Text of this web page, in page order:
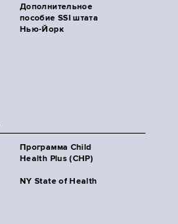
Дополнительное
пособие SSI штата
Нью-Йорк
Программа Child
Health Plus (CHP)
NY State of Health